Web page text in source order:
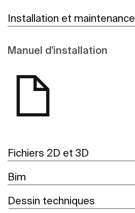
Installation et maintenance
Manuel d'installation
Fichiers 2D et 3D
Bim
Dessin techniques